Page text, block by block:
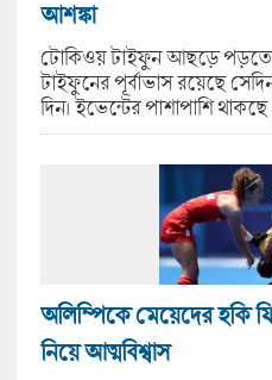
আশঙ্কা
টোকিওয় টাইফুন আছড়ে পড়তে
টাইফুনের পূর্বাভাস রয়েছে
দিন। ইভেন্টের পাশাপাশি থাকছে
অলিম্পিকে মেয়েদের হকি
নিয়ে আত্মবিশ্বাস